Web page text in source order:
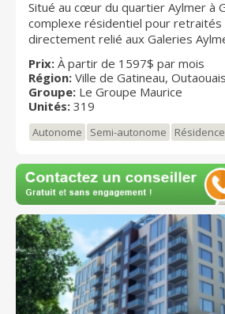
Situé au cœur du quartier Aylmer à
complexe résidentiel pour retraités
directement relié aux Galeries
vaste choix de commerces, de
restaurants et de cafés. La
grande variété de services et de
tout Gatineau.
Prix: À partir de 1597$ par mois
Région: Ville de Gatineau, Outaouais
Groupe: Le Groupe Maurice
Unités: 319
Autonome Semi-autonome